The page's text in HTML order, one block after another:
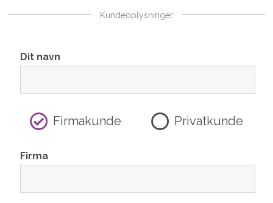
Kundeoplysninger
Dit navn
Firmakunde Privatkunde
Firma